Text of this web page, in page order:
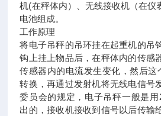
机(在秤体内）、无线接收机（在仪
电池组成。
工作原理
将电子吊秤的吊环挂在起重机的吊
钩上挂上物品后，在秤体内的传感
传感器内的电流发生变化，然后这
转换，再通过发射机将无线电信号
委员会的规定，电子吊秤一般是用
出的，接收机接收到信号以后传输